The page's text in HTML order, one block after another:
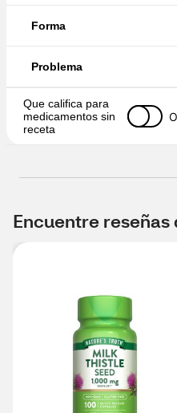
Forma
Problema
Que califica para
medicamentos sin
receta
Encuentre